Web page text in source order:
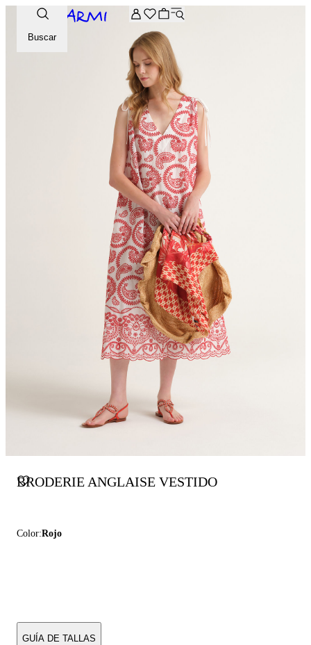
-20% extra en la selección Archive. Introduce el código
Buscar
BRODERIE ANGLAISE VESTIDO
Color:Rojo
GUÍA DE TALLAS